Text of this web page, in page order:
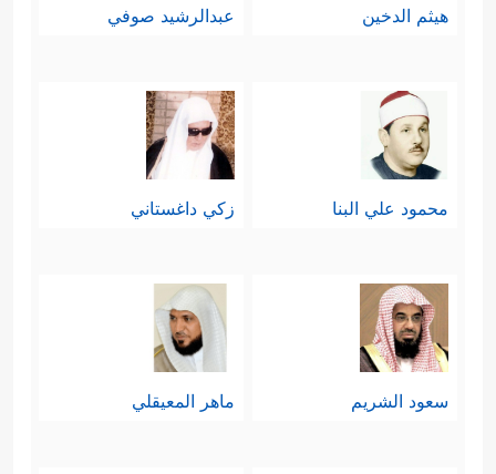
هيثم الدخين عبدالرشيد صوفي
محمود علي البنا زكي داغستاني
سعود الشريم ماهر المعيقلي